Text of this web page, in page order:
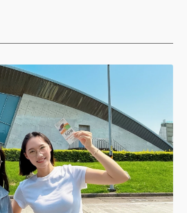
政策影響，消費額大幅衰退
少的缺口。此外，數據顯示整體
為最大宗，而歐美旅客則因偏好
金額上名列前茅。